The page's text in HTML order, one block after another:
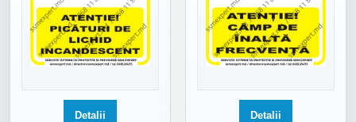
Detalii Detalii